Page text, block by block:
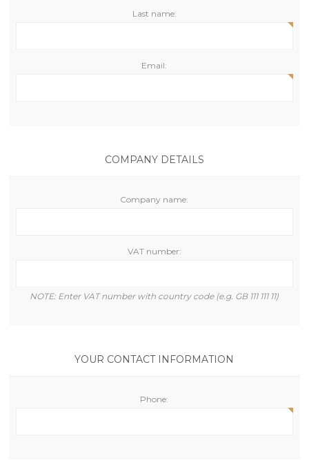
Last name:
Email:
COMPANY DETAILS
Company name:
VAT number:
NOTE: Enter VAT number with country code (e.g. GB 111 111 11)
YOUR CONTACT INFORMATION
Phone: